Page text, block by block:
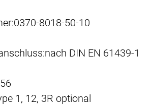
0370-8018-50-10
nach DIN EN 61439-1
1, 12, 3R optional